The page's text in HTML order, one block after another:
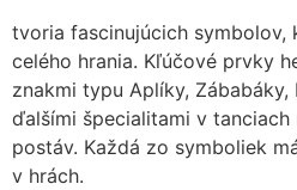
tvoria fascinujúcich symbolov,
celého hrania. Kľúčové prvky
znakmi typu Aplíky, Zábabáky,
ďalšími špecialitami v
postáv. Každá zo symboliek
v hrách.